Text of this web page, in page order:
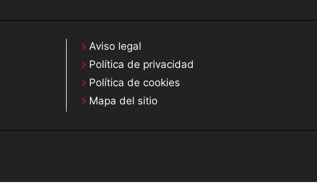
Aviso legal
Política de privacidad
Política de cookies
Mapa del sitio